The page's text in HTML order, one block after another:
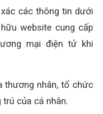
các thông tin dưới
website cung cấp
mại điện tử khi
thương nhân, tổ chức
của cá nhân.